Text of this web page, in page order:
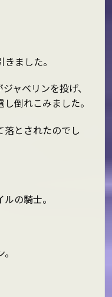
ました。
ャベリンを投げ、
倒れこみました。
落とされたのでし
の騎士。